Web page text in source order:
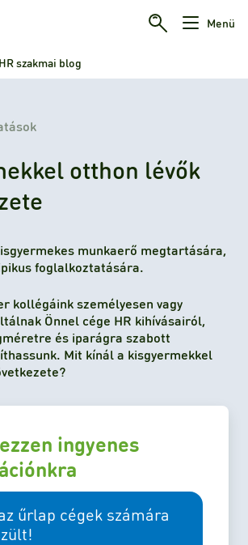
Menü
HR szakmai blog
otthon lévők
munkaerő megtartására,
foglalkoztatására.
kollégáink személyesen vagy
Önnel cége HR kihívásairól,
és iparágra szabott
Mit kínál a kisgyermekkel
ingyenes
űrlap cégek számára